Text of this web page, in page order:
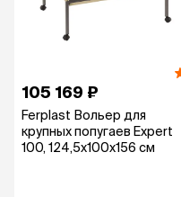
105 169 ₽
Ferplast Вольер для
крупных попугаев Expert
100, 124,5x100x156 см